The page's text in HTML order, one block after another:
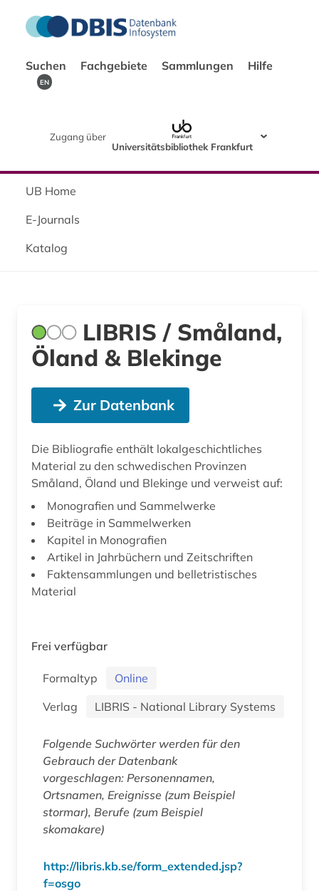
Suchen Fachgebiete Sammlungen Hilfe
EN
Zugang über
Universitätsbibliothek Frankfurt
UB Home
E-Journals
Katalog
LIBRIS / Småland,
Öland & Blekinge
Zur Datenbank
Die Bibliografie enthält lokalgeschichtliches
Material zu den schwedischen Provinzen
Småland, Öland und Blekinge und verweist auf:
Monografien und Sammelwerke
Beiträge in Sammelwerken
Kapitel in Monografien
Artikel in Jahrbüchern und Zeitschriften
Faktensammlungen und belletristisches
Material
Frei verfügbar
Formaltyp
Online
Verlag
LIBRIS - National Library Systems
Folgende Suchwörter werden für den
Gebrauch der Datenbank
vorgeschlagen: Personennamen,
Ortsnamen, Ereignisse (zum Beispiel
stormar), Berufe (zum Beispiel
skomakare)
http://libris.kb.se/form_extended.jsp?
f=osgo